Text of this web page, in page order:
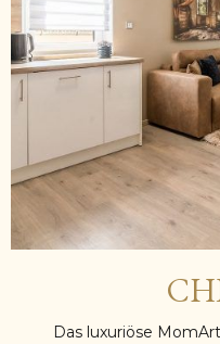
Das luxuriöse